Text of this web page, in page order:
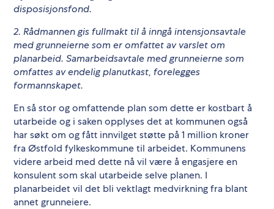
disposisjonsfond.
2. Rådmannen gis fullmakt til å inngå intensjonsavtale
med grunneierne som er omfattet avvarslet om
planarbeid. Samarbeidsavtale med grunneierne som
omfattes av endeligplanutkast, forelegges
formannskapet.
En så stor og omfattende plan som dette er kostbart å
utarbeide og i saken opplyses det at kommunen også
har søkt om og fått innvilget støtte på 1 million kroner
fra Østfold fylkeskommune til arbeidet. Kommunens
videre arbeid med dette nå vil være å engasjere en
konsulent som skal utarbeide selve planen. I
planarbeidet vil det bli vektlagt medvirkning fra blant
annet grunneiere.